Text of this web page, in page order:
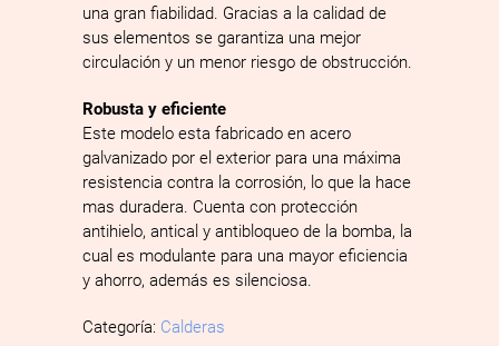
una gran fiabilidad. Gracias a la calidad de
sus elementos se garantiza una mejor
circulación y un menor riesgo de obstrucción.
Robusta y eficiente
Este modelo esta fabricado en acero
galvanizado por el exterior para una máxima
resistencia contra la corrosión, lo que la hace
mas duradera. Cuenta con protección
antihielo, antical y antibloqueo de la bomba, la
cual es modulante para una mayor eficiencia
y ahorro, además es silenciosa.
Categoría: Calderas